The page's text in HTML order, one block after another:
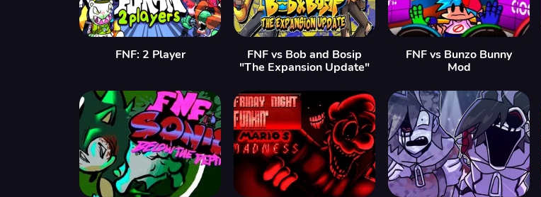
FNF: 2 Player
FNF vs Bob and Bosip
"The Expansion Update"
FNF vs Bunzo Bunny
Mod